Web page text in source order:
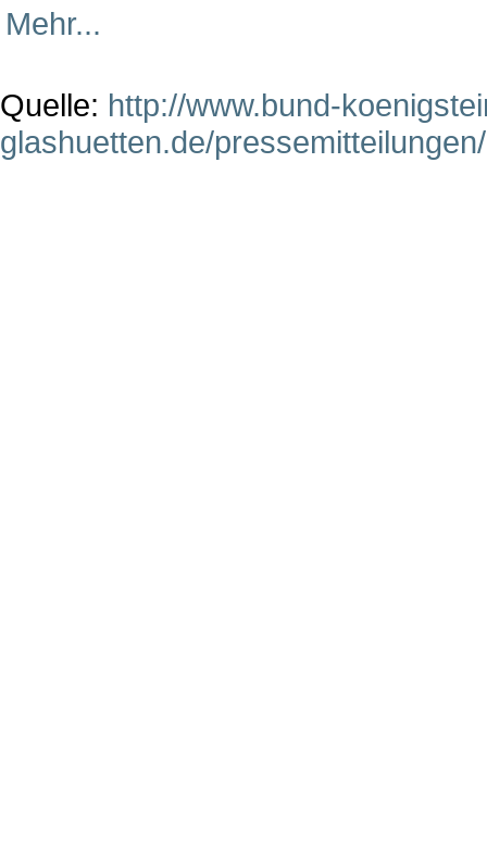
Mehr...
Quelle: http://www.bund-
glashuetten.de/